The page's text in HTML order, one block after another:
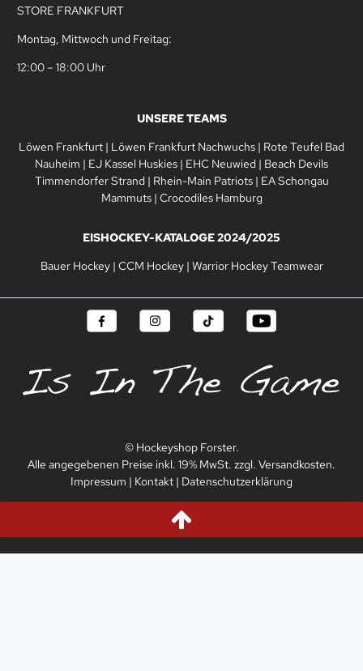
STORE FRANKFURT
Montag, Mittwoch und Freitag:
12:00 – 18:00 Uhr
UNSERE TEAMS
Löwen Frankfurt | Löwen Frankfurt Nachwuchs | Rote Teufel Bad
Nauheim | EJ Kassel Huskies | EHC Neuwied | Beach Devils
Timmendorfer Strand | Rhein-Main Patriots| EA Schongau
Mammuts| Crocodiles Hamburg
EISHOCKEY-KATALOGE 2024/2025
Bauer Hockey| CCM Hockey| Warrior Hockey Teamwear
© Hockeyshop Forster.
Alle angegebenen Preise inkl. 19% MwSt. zzgl. Versandkosten.
Impressum | Kontakt | Datenschutzerklärung